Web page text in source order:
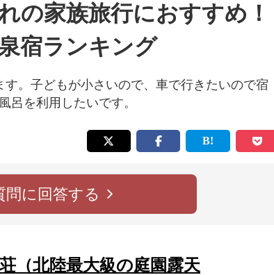
の家族旅行におすすめ！
宿ランキング
。子どもが小さいので、車で行きたいので宿
呂を利用したいです。
問に回答する
北陸最大級の庭園露天